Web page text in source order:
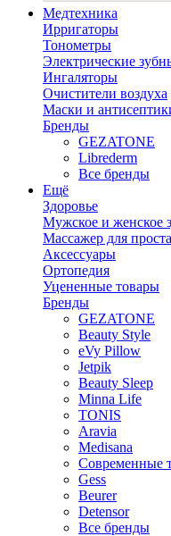
Медтехника
Ирригаторы
Тонометры
Электрические
Ингаляторы
Очистители воздуха
Маски и
Бренды
GEZATONE
Librederm
Все бренды
Ещё
Здоровье
Мужское и женское
Массажер для
Аксессуары
Ортопедия
Уцененные товары
Бренды
GEZATONE
Beauty Style
eVy Pillow
Jetpik
Beauty Sleep
Minna Life
TONIS
Aravia
Medisana
Современные
Gess
Beurer
Detensor
Все бренды